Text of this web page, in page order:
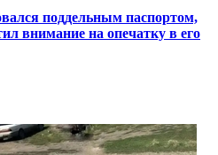
поддельным паспортом,
внимание на опечатку в его